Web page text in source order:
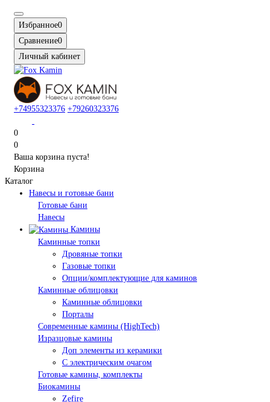
Избранное0
Сравнение0
Личный кабинет
+74955323376 +79260323376
0
0
Ваша корзина пуста!
Корзина
Каталог
Навесы и готовые бани
Готовые бани
Навесы
Камины
Каминные топки
Дровяные топки
Газовые топки
Опции/комплектующие для каминов
Каминные облицовки
Каминные облицовки
Порталы
Современные камины (HighTech)
Изразцовые камины
Доп элементы из керамики
С электрическим очагом
Готовые камины, комплекты
Биокамины
Zefire